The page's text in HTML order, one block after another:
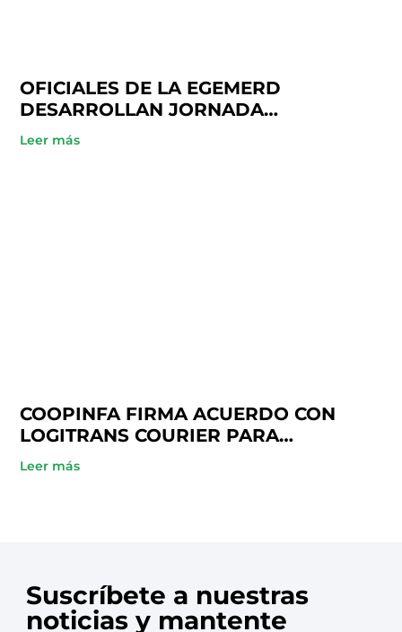
OFICIALES DE LA EGEMERD
DESARROLLAN JORNADA
ACADÉMICA EN COOPINFA
Leer más
COOPINFA FIRMA ACUERDO CON
LOGITRANS COURIER PARA
BENEFICIO DE SUS SOCIOS
Leer más
Suscríbete a nuestras
noticias y mantente